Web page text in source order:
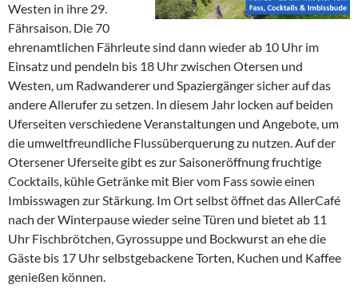
Westen in ihre 29.
Fährsaison. Die 70
ehrenamtlichen Fährleute sind dann wieder ab 10 Uhr im
Einsatz und pendeln bis 18 Uhr zwischen Otersen und
Westen, um Radwanderer und Spaziergänger sicher auf das
andere Allerufer zu setzen. In diesem Jahr locken auf beiden
Uferseiten verschiedene Veranstaltungen und Angebote, um
die umweltfreundliche Flussüberquerung zu nutzen. Auf der
Otersener Uferseite gibt es zur Saisoneröffnung fruchtige
Cocktails, kühle Getränke mit Bier vom Fass sowie einen
Imbisswagen zur Stärkung. Im Ort selbst öffnet das AllerCafé
nach der Winterpause wieder seine Türen und bietet ab 11
Uhr Fischbrötchen, Gyrossuppe und Bockwurst an ehe die
Gäste bis 17 Uhr selbstgebackene Torten, Kuchen und Kaffee
genießen können.